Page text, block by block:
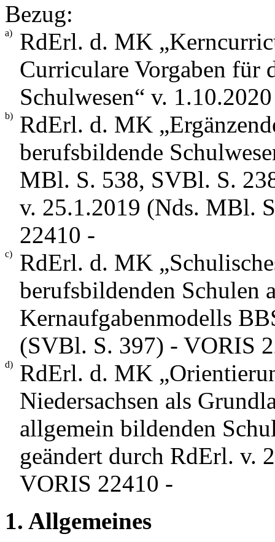
Bezug:
a)
RdErl. d. MK
Curriculare Vorgaben für
Schulwesen“ v.
b)
RdErl. d. MK
berufsbildende
MBl. S. 538, SVBl. S.
v. 25.1.2019 (Nds. MBl.
22410 -
c)
RdErl. d. MK
berufsbildenden Schulen
Kernaufgabenmodells
(SVBl. S. 397) - VORIS
d)
RdErl. d. MK
Niedersachsen als
allgemein bildenden
geändert durch RdErl. v.
VORIS 22410 -
1. Allgemeines